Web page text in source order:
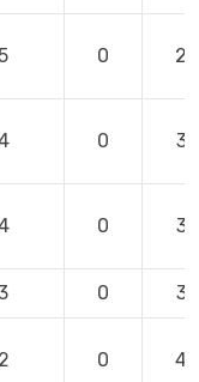
0 2
0 3
0 3
0 3
2 0 4